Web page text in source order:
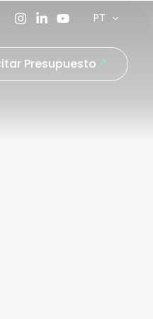
PT
Presupuesto